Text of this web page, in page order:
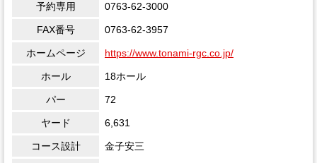
予約専用 0763-62-3000
FAX番号 0763-62-3957
ホームページ https://www.tonami-rgc.co.jp/
ホール 18ホール
パー 72
ヤード 6,631
コース設計 金子安三